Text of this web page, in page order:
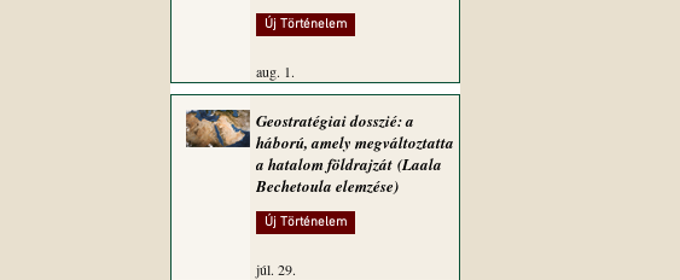
Új Történelem
aug. 1.
Geostratégiai dosszié: a
háború, amely megváltoztatta
a hatalom földrajzát (Laala
Bechetoula elemzése)
Új Történelem
júl. 29.